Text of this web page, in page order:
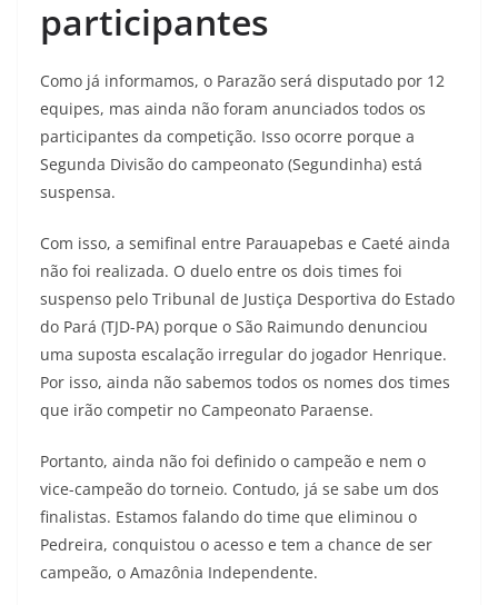
participantes
Como já informamos, o Parazão será disputado por 12
equipes, mas ainda não foram anunciados todos os
participantes da competição. Isso ocorre porque a
Segunda Divisão do campeonato (Segundinha) está
suspensa.
Com isso, a semifinal entre Parauapebas e Caeté ainda
não foi realizada. O duelo entre os dois times foi
suspenso pelo Tribunal de Justiça Desportiva do Estado
do Pará (TJD-PA) porque o São Raimundo denunciou
uma suposta escalação irregular do jogador Henrique.
Por isso, ainda não sabemos todos os nomes dos times
que irão competir no Campeonato Paraense.
Portanto, ainda não foi definido o campeão e nem o
vice-campeão do torneio. Contudo, já se sabe um dos
finalistas. Estamos falando do time que eliminou o
Pedreira, conquistou o acesso e tem a chance de ser
campeão, o Amazônia Independente.